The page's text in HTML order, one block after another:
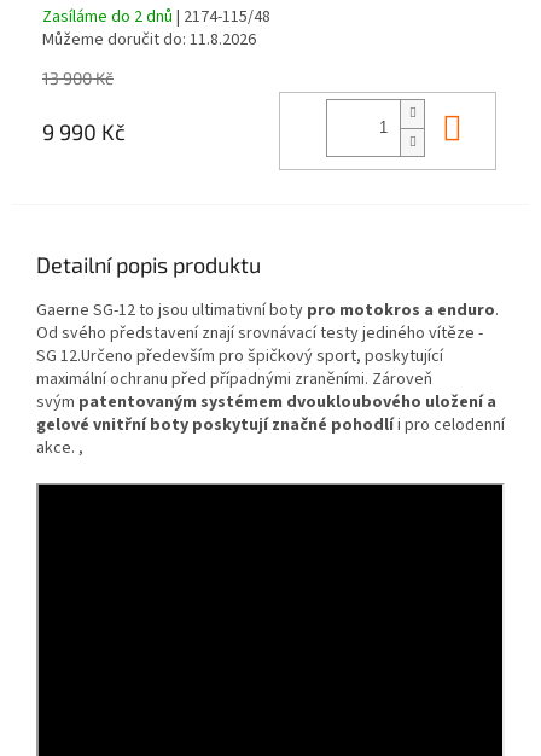
Zasíláme do 2 dnů | 2174-115/48
Můžeme doručit do: 11.8.2026
13 900 Kč
9 990 Kč
Detailní popis produktu
Gaerne SG-12 to jsou ultimativní boty pro motokros a enduro.
Od svého představení znají srovnávací testy jediného vítěze -
SG 12.Určeno především pro špičkový sport, poskytující
maximální ochranu před případnými zraněními. Zároveň
svým patentovaným systémem dvoukloubového uložení a
gelové vnitřní boty poskytují značné pohodlíi pro celodenní
akce. ,